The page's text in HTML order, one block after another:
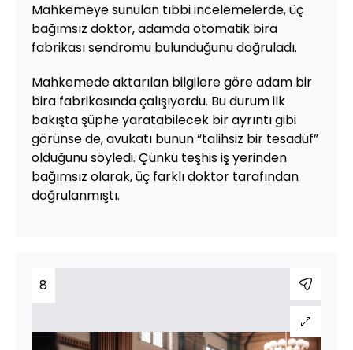
Mahkemeye sunulan tıbbi incelemelerde, üç
bağımsız doktor, adamda otomatik bira
fabrikası sendromu bulunduğunu doğruladı.
Mahkemede aktarılan bilgilere göre adam bir
bira fabrikasında çalışıyordu. Bu durum ilk
bakışta şüphe yaratabilecek bir ayrıntı gibi
görünse de, avukatı bunun “talihsiz bir tesadüf”
olduğunu söyledi. Çünkü teşhis iş yerinden
bağımsız olarak, üç farklı doktor tarafından
doğrulanmıştı.
8